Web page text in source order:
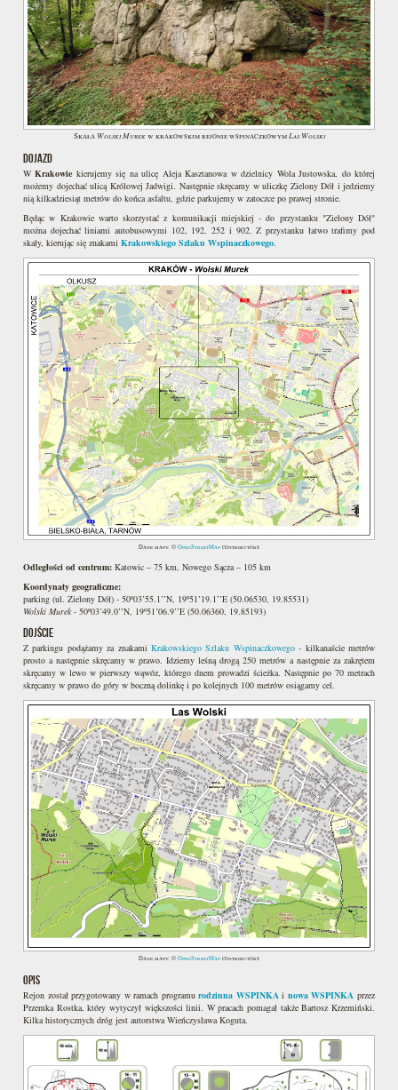
Skała Wolski Murekw krakowskim rejonie wspinaczkowymLas Wolski
DOJAZD
WKrakowie kierujemy się na ulicę Aleja Kasztanowa w dzielnicy Wola Justowska, do której
możemy dojechać ulicą Królowej Jadwigi. Następnie skręcamy w uliczkę Zielony Dół i jedziemy
nią kilkadziesiąt metrów do końca asfaltu, gdzie parkujemy w zatoczce po prawej stronie.
Będąc w Krakowie warto skorzystać z komunikacji miejskiej - do przystanku "Zielony Dół"
można dojechać liniami autobusowymi 102, 192, 252 i 902. Z przystanku łatwo trafimy pod
skały, kierując się znakami Krakowskiego Szlaku Wspinaczkowego.
Dane mapy: © OpenStreetMap contributors
Odległości od centrum: Katowic – 75 km, Nowego Sącza – 105 km
Koordynaty geograficzne:
parking (ul. Zielony Dół) - 50º03’55.1’’N, 19º51’19.1’’E (50.06530, 19.85531)
Wolski Murek- 50º03’49.0’’N, 19º51’06.9’’E (50.06360, 19.85193)
DOJŚCIE
Z parkingu podążamy za znakami Krakowskiego Szlaku Wspinaczkowego- kilkanaście metrów
prosto a następnie skręcamy w prawo. Idziemy leśną drogą 250 metrów a następnie za zakrętem
skręcamy w lewo w pierwszy wąwóz, którego dnem prowadzi ścieżka. Następnie po 70 metrach
skręcamy w prawo do góry w boczną dolinkę i po kolejnych 100 metrów osiągamy cel.
Dane mapy: © OpenStreetMap contributors
OPIS
Rejon został przygotowany w ramach programurodzinna WSPINKAi nowa WSPINKA przez
Przemka Rostka, który wytyczył większości linii. W pracach pomagał także Bartosz Krzemiński.
Kilka historycznych dróg jest autorstwa Wieńczysława Koguta.